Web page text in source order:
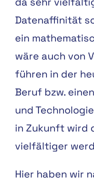
Datenaffinität
ein
wäre auch von
führen in der
Beruf bzw.
und
in Zukunft wird
vielfältiger
Hier haben wir